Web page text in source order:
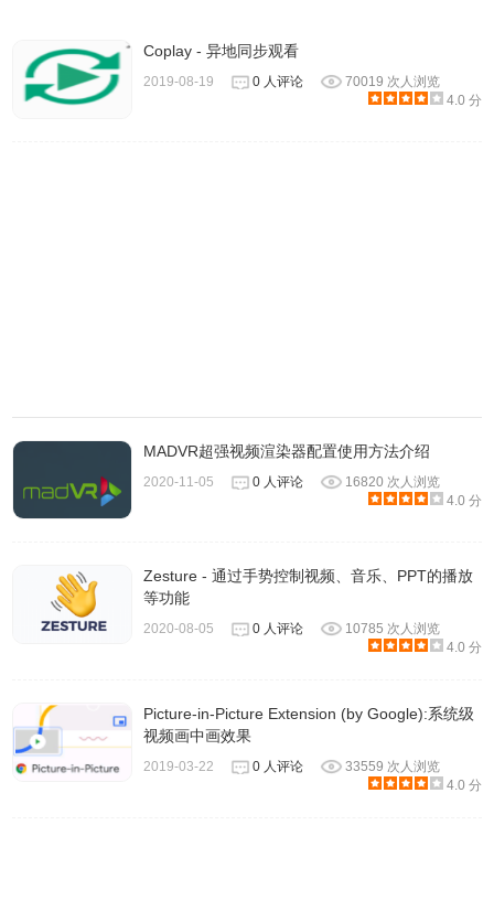
格分割画面与出现假的通话按钮，就像正在进行一场视讯会
议一样；其他三格掩护用的假影像也与真实视讯会议一样会
5.当你想要回到正常观看模式，只需再按一下浏览器上的红
色图示即可变回正常模式。
Netflix Hangouts 使用起来没有想象中方便，因为它需要匹
配到跟你同一时间看同一部剧的人，你的分屏画面里才会出
通动画或古装片，难免显得突兀了点。
Netflix Hangouts插件官网
Coplay - 异地同步观看
2019-08-19 0 人评论
70019 次人浏览
4.0 分
MADVR超强视频渲染器配置使用方法介绍
2020-11-05 0 人评论
16820 次人浏览
4.0 分
Zesture - 通过手势控制视频、音乐、PPT的播放
等功能
2020-08-05 0 人评论
10785 次人浏览
4.0 分
Picture-in-Picture Extension (by Google):系统级
视频画中画效果
2019-03-22 0 人评论
33559 次人浏览
4.0 分